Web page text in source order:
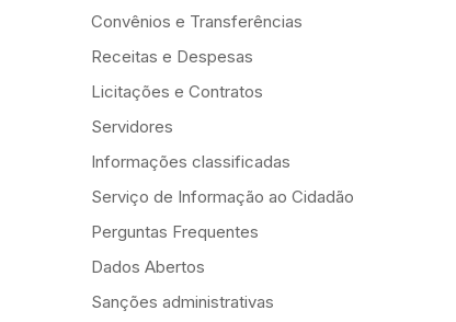
Convênios e Transferências
Receitas e Despesas
Licitações e Contratos
Servidores
Informações classificadas
Serviço de Informação ao Cidadão
Perguntas Frequentes
Dados Abertos
Sanções administrativas